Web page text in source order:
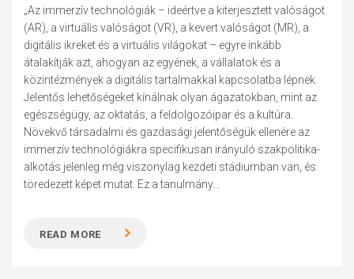
„Az immerzív technológiák – ideértve a kiterjesztett valóságot
(AR), a virtuális valóságot (VR), a kevert valóságot (MR), a
digitális ikreket és a virtuális világokat – egyre inkább
átalakítják azt, ahogyan az egyének, a vállalatok és a
közintézmények a digitális tartalmakkal kapcsolatba lépnek.
Jelentős lehetőségeket kínálnak olyan ágazatokban, mint az
egészségügy, az oktatás, a feldolgozóipar és a kultúra.
Növekvő társadalmi és gazdasági jelentőségük ellenére az
immerzív technológiákra specifikusan irányuló szakpolitika-
alkotás jelenleg még viszonylag kezdeti stádiumban van, és
töredezett képet mutat. Ez a tanulmány...
READ MORE